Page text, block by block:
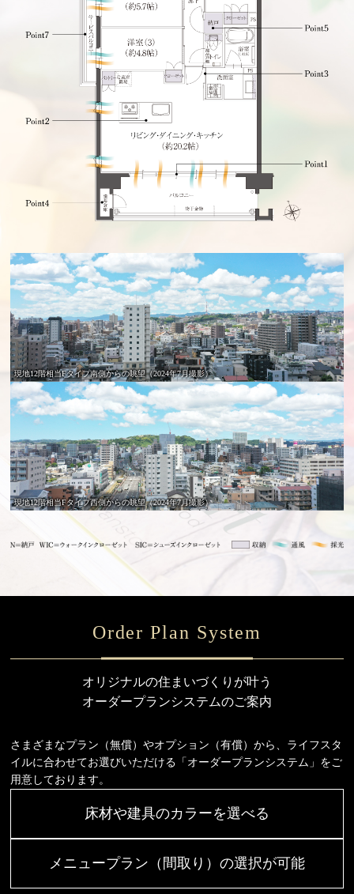
現地12階相当Fタイプ南側からの眺望（2024年7月撮影）
現地12階相当Fタイプ西側からの眺望（2024年7月撮影）
Order Plan System
オリジナルの住まいづくりが叶う
オーダープランシステムのご案内
さまざまなプラン（無償）やオプション（有償）から、ライフスタ
イルに合わせてお選びいただける「オーダープランシステム」をご
用意しております。
床材や建具のカラーを選べる
メニュープラン（間取り）の選択が可能